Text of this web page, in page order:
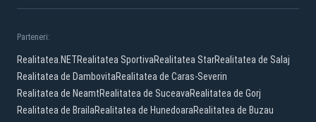
Parteneri:
Realitatea.NETRealitatea SportivaRealitatea StarRealitatea de Salaj
Realitatea de DambovitaRealitatea de Caras-Severin
Realitatea de NeamtRealitatea de SuceavaRealitatea de Gorj
Realitatea de BrailaRealitatea de HunedoaraRealitatea de Buzau